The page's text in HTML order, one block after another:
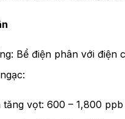
Bể điện phân với điện
tăng vọt: 600 – 1,800